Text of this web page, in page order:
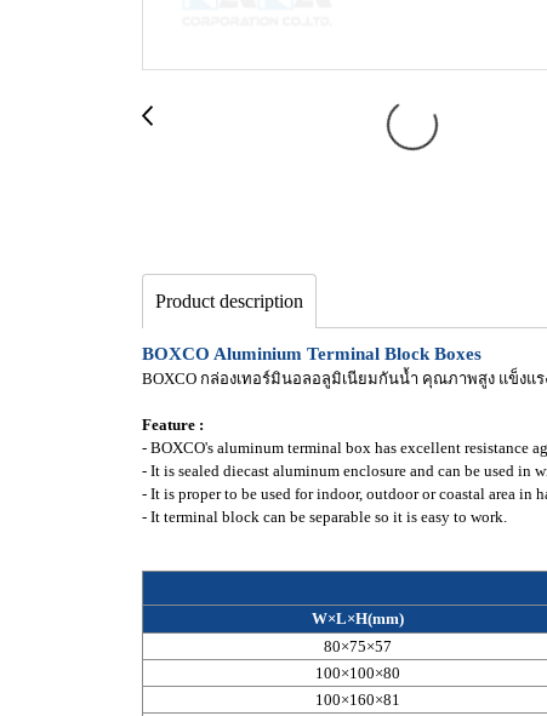
Product description
BOXCO Aluminium Terminal Block Boxes
BOXCO กล่องเทอร์มินอลอลูมิเนียมกันน้ำ คุณภาพสูง แข็ง
Feature :
- BOXCO's aluminum terminal box has excellent resistance
- It is sealed diecast aluminum enclosure and can be used in
- It is proper to be used for indoor, outdoor or coastal area in
- It terminal block can be separable so it is easy to work.
W×L×H(mm)
80×75×57
100×100×80
100×160×81